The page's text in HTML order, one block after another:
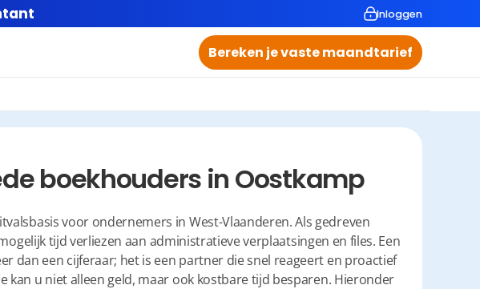
Inloggen
Bereken je vaste maandtarief
boekhouders in Oostkamp
voor ondernemers in West-Vlaanderen. Als gedreven
tijd verliezen aan administratieve verplaatsingen en files. Een
dan een cijferaar; het is een partner die snel reageert en proactief
kan u niet alleen geld, maar ook kostbare tijd besparen. Hieronder